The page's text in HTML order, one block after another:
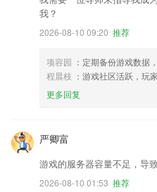
我？
2026-08-10 09:20 推荐
项容园 ：定期备份游戏数据
程晨枝 ：游戏社区活跃，玩
更多回复
严卿富
游戏的服务器容量不足，导
2026-08-10 01:53 推荐